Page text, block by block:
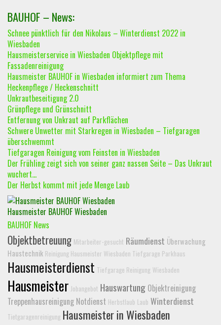
BAUHOF – News:
Schnee pünktlich für den Nikolaus – Winterdienst 2022 in
Wiesbaden
Hausmeisterservice in Wiesbaden Objektpflege mit
Fassadenreinigung
Hausmeister BAUHOF in Wiesbaden informiert zum Thema
Heckenpflege / Heckenschnitt
Unkrautbeseitigung 2.0
Grünpflege und Grünschnitt
Entfernung von Unkraut auf Parkflächen
Schwere Unwetter mit Starkregen in Wiesbaden – Tiefgaragen
überschwemmt
Tiefgaragen Reinigung vom Feinsten in Wiesbaden
Der Frühling zeigt sich von seiner ganz nassen Seite – Das Unkraut
wuchert…
Der Herbst kommt mit jede Menge Laub
Hausmeister BAUHOF Wiesbaden
BAUHOF News
Objektbetreuung Mitarbeiter-gesucht Räumdienst Überwachung
Haustechnik Reinigung Hausmeister Wiesbaden Tiefgarage Parkhaus
Hausmeisterdienst Tiefgarage Reinigung Wiesbaden
Hausmeister Jobangebot Hauswartung Objektreinigung
Treppenhausreinigung Notdienst Herbstlaub Laub Winterdienst
Tietgaragenreinigung Hausmeister in Wiesbaden